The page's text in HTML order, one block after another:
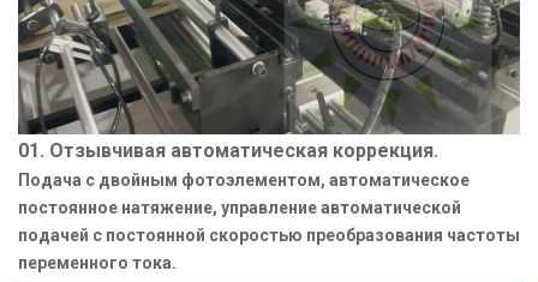
01. Отзывчивая автоматическая коррекция.
Подача с двойным фотоэлементом, автоматическое
постоянное натяжение, управление автоматической
подачей с постоянной скоростью преобразования частоты
переменного тока.